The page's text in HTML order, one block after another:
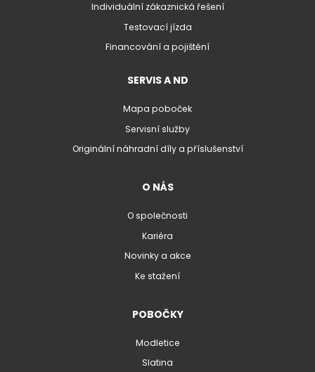
Individuální zákaznická řešení
Testovací jízda
Financování a pojištění
SERVIS A ND
Mapa poboček
Servisní služby
Originální náhradní díly a příslušenství
O NÁS
O společnosti
Kariéra
Novinky a akce
Ke stažení
POBOČKY
Modletice
Slatina